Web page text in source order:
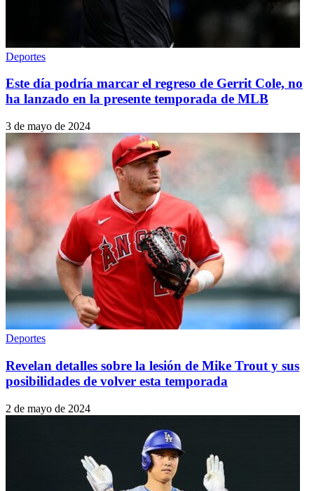
Deportes
Este día podría marcar el regreso de Gerrit Cole, no
ha lanzado en la presente temporada de MLB
3 de mayo de 2024
Deportes
Revelan detalles sobre la lesión de Mike Trout y sus
posibilidades de volver esta temporada
2 de mayo de 2024